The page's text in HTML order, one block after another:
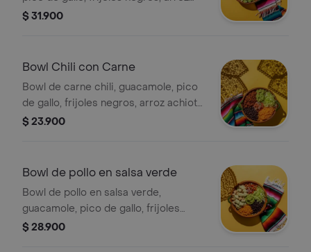
achiote y lechuga.
$ 31.900
Bowl Chili con Carne
Bowl de carne chili, guacamole, pico
de gallo, frijoles negros, arroz achiote,
lechuga y salsa verde.
$ 23.900
Bowl de pollo en salsa verde
Bowl de pollo en salsa verde,
guacamole, pico de gallo, frijoles
negros, arroz achiote y lechuga.
$ 28.900